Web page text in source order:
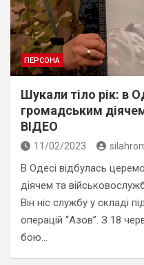
ПЕРСОНА
Шукали тіло рік: в
громадським
ВІДЕО
11/02/2023
В Одесі відбулась
діячем та
Він ніс службу у складі
операцій “Азов”. З 18
бою…